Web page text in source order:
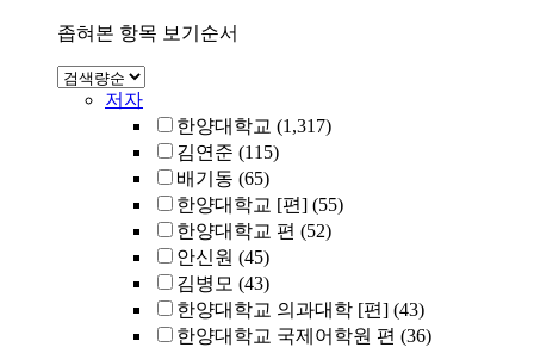
좁혀본 항목 보기순서
저자
한양대학교 (1,317)
김연준 (115)
배기동 (65)
한양대학교 [편] (55)
한양대학교 편 (52)
안신원 (45)
김병모 (43)
한양대학교 의과대학 [편] (43)
한양대학교 국제어학원 편 (36)